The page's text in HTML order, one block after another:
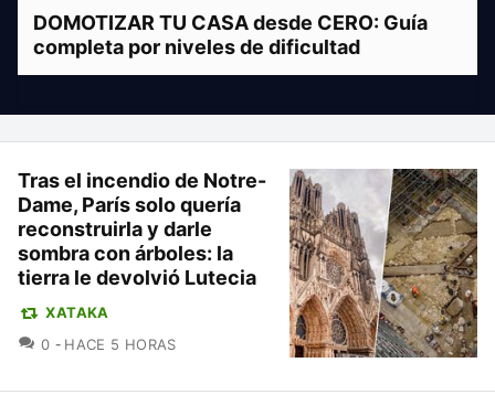
DOMOTIZAR TU CASA desde CERO: Guía
completa por niveles de dificultad
Tras el incendio de Notre-
Dame, París solo quería
reconstruirla y darle
sombra con árboles: la
tierra le devolvió Lutecia
XATAKA
0 COMENTARIOS
HACE 5 HORAS